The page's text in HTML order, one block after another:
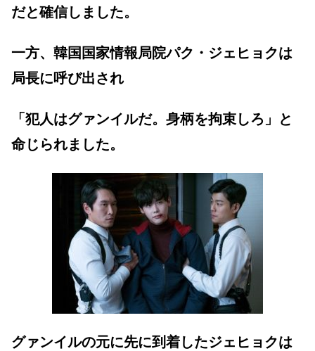
だと確信しました。
一方、韓国国家情報局院パク・ジェヒョクは
局長に呼び出され
「犯人はグァンイルだ。身柄を拘束しろ」と
命じられました。
グァンイルの元に先に到着したジェヒョクは